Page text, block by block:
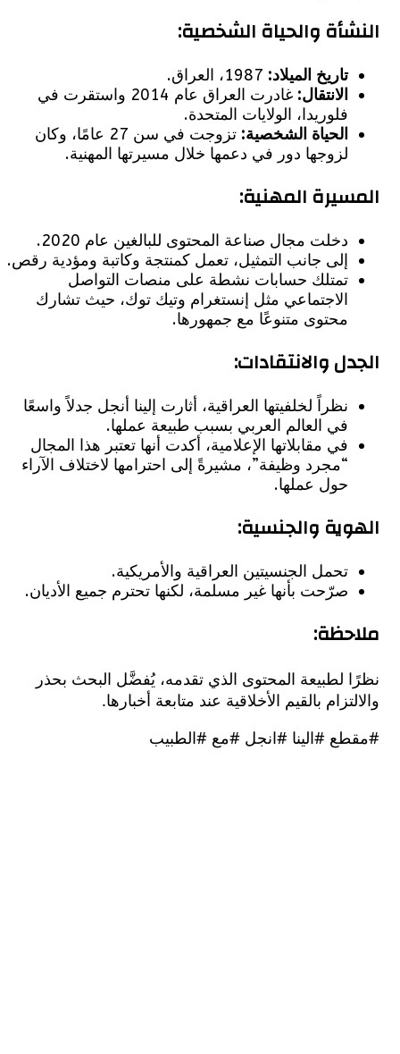
والحياة الشخصية:
تاريخ الميلاد:
الانتقال:
غادرت العراق عام 2014 واستقرت في
فلوريدا، الولايات المتحدة.
الحياة الشخصية:
تزوجت في سن 27 عامًا، وكان
لزوجها دور في دعمها خلال مسيرتها المهنية.
المهنية:
دخلت مجال صناعة المحتوى للبالغين عام 2020.
إلى جانب التمثيل، تعمل كمنتجة وكاتبة ومؤدية رقص.
تمتلك حسابات نشطة على منصات التواصل
الاجتماعي مثل إنستغرام وتيك توك، حيث تشارك
محتوى متنوعًا مع جمهورها.
والانتقادات:
نظراً لخلفيتها العراقية، أثارت إلينا أنجل جدلاً واسعًا
في العالم العربي بسبب طبيعة عملها.
في مقابلاتها الإعلامية، أكدت أنها تعتبر هذا المجال
“مجرد وظيفة”، مشيرةً إلى احترامها لاختلاف الآراء
حول عملها.
والجنسية:
تحمل الجنسيتين العراقية والأمريكية.
صرّحت بأنها غير مسلمة، لكنها تحترم جميع الأديان.
لطبيعة المحتوى الذي تقدمه، يُفضَّل البحث بحذر
بالقيم الأخلاقية عند متابعة أخبارها.
#الينا #انجل #مع #الطبيب